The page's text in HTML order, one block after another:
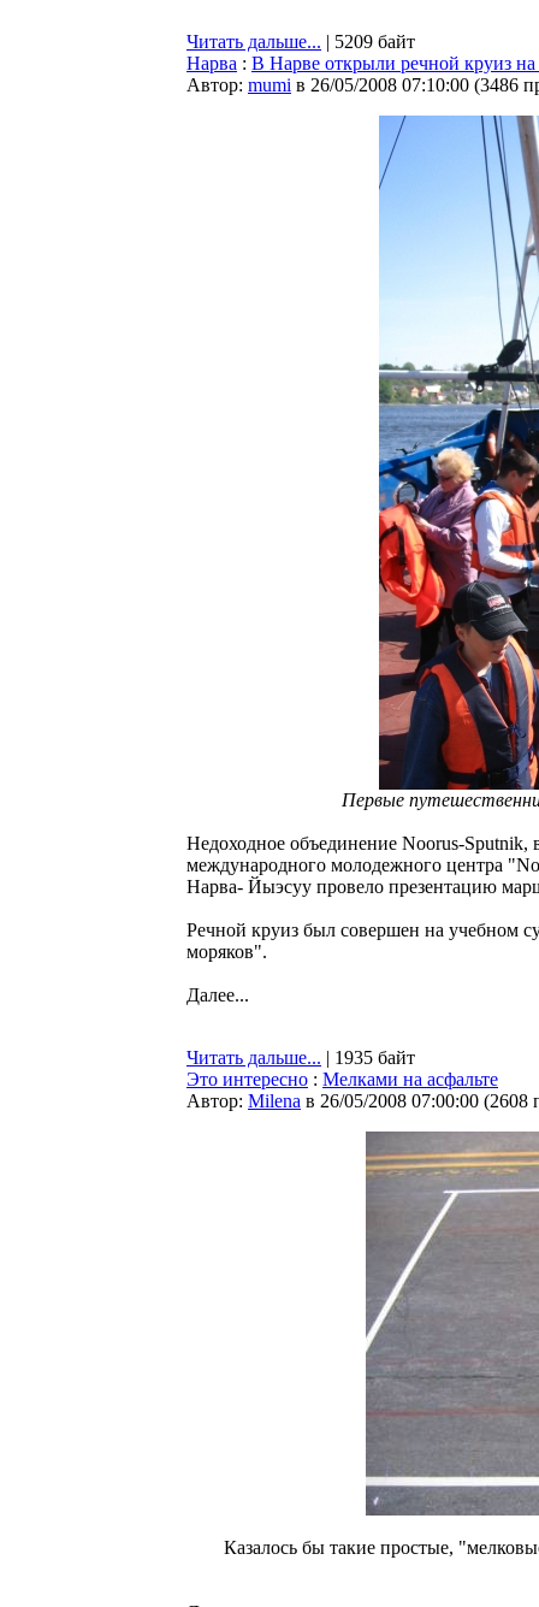
Читать дальше... | 5209 байт
Нарва : В Нарве открыли речной круиз
Автор: mumi в 26/05/2008 07:10:00 (3486
Первые
Недоходное объединение Noorus-
международного молодежного центра
Нарва- Йыэсуу провело презентацию
Речной круиз был совершен на учебном
моряков".
Далее...
Читать дальше... | 1935 байт
Это интересно : Мелками на асфальте
Автор: Milena в 26/05/2008 07:00:00 (2608
Казалось бы такие простые,